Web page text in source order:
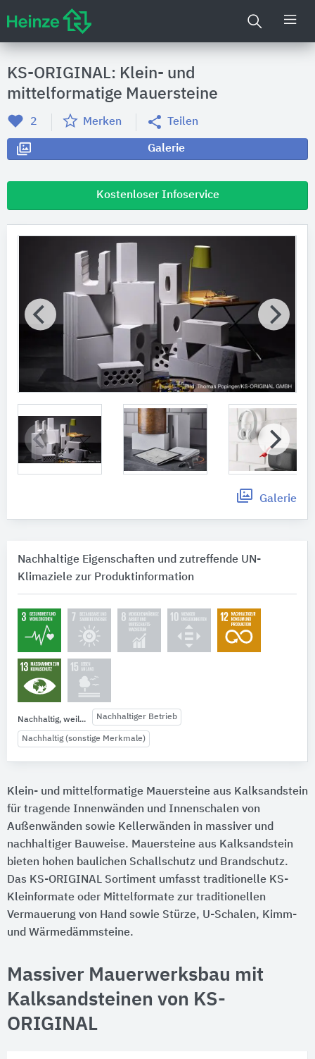
KS-ORIGINAL: Klein- und
mittelformatige Mauersteine
2 Merken Teilen
Galerie
Kostenloser Infoservice
Galerie
Nachhaltige Eigenschaften und zutreffende UN-
Klimaziele zur Produktinformation
Nachhaltig, weil... Nachhaltiger Betrieb
Nachhaltig (sonstige Merkmale)
Klein- und mittelformatige Mauersteine aus Kalksandstein
für tragende Innenwänden und Innenschalen von
Außenwänden sowie Kellerwänden in massiver und
nachhaltiger Bauweise. Mauersteine aus Kalksandstein
bieten hohen baulichen Schallschutz und Brandschutz.
Das KS-ORIGINAL Sortiment umfasst traditionelle KS-
Kleinformate oder Mittelformate zur traditionellen
Vermauerung von Hand sowie Stürze, U-Schalen, Kimm-
und Wärmedämmsteine.
Massiver Mauerwerksbau mit
Kalksandsteinen von KS-
ORIGINAL